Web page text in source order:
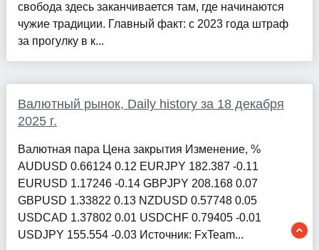
свобода здесь заканчивается там, где начинаются
чужие традиции. Главный факт: с 2023 года штраф
за прогулку в к...
Валютный рынок, Daily history за 18 декабря
2025 г.
Валютная пара Цена закрытия Изменение, %
AUDUSD 0.66124 0.12 EURJPY 182.387 -0.11
EURUSD 1.17246 -0.14 GBPJPY 208.168 0.07
GBPUSD 1.33822 0.13 NZDUSD 0.57748 0.05
USDCAD 1.37802 0.01 USDCHF 0.79405 -0.01
USDJPY 155.554 -0.03 Источник: FxTeam...